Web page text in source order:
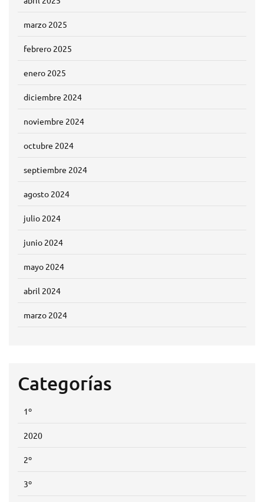
marzo 2025
febrero 2025
enero 2025
diciembre 2024
noviembre 2024
octubre 2024
septiembre 2024
agosto 2024
julio 2024
junio 2024
mayo 2024
abril 2024
marzo 2024
Categorías
1º
2020
2º
3º